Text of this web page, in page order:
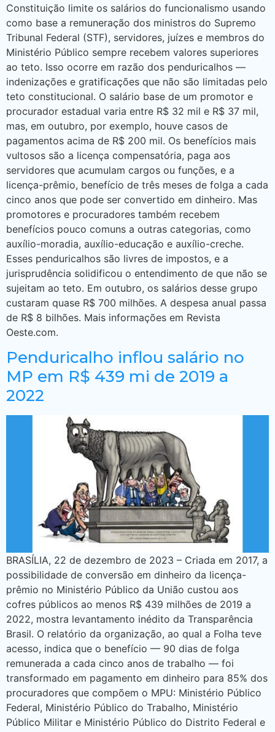
Constituição limite os salários do funcionalismo usando
como base a remuneração dos ministros do Supremo
Tribunal Federal (STF), servidores, juízes e membros do
Ministério Público sempre recebem valores superiores
ao teto. Isso ocorre em razão dos penduricalhos —
indenizações e gratificações que não são limitadas pelo
teto constitucional. O salário base de um promotor e
procurador estadual varia entre R$ 32 mil e R$ 37 mil,
mas, em outubro, por exemplo, houve casos de
pagamentos acima de R$ 200 mil. Os benefícios mais
vultosos são a licença compensatória, paga aos
servidores que acumulam cargos ou funções, e a
licença-prêmio, benefício de três meses de folga a cada
cinco anos que pode ser convertido em dinheiro. Mas
promotores e procuradores também recebem
benefícios pouco comuns a outras categorias, como
auxílio-moradia, auxílio-educação e auxílio-creche.
Esses penduricalhos são livres de impostos, e a
jurisprudência solidificou o entendimento de que não se
sujeitam ao teto. Em outubro, os salários desse grupo
custaram quase R$ 700 milhões. A despesa anual passa
de R$ 8 bilhões. Mais informações em Revista
Oeste.com.
Penduricalho inflou salário no
MP em R$ 439 mi de 2019 a
2022
BRASÍLIA, 22 de dezembro de 2023 – Criada em 2017, a
possibilidade de conversão em dinheiro da licença-
prêmio no Ministério Público da União custou aos
cofres públicos ao menos R$ 439 milhões de 2019 a
2022, mostra levantamento inédito da Transparência
Brasil. O relatório da organização, ao qual a Folha teve
acesso, indica que o benefício — 90 dias de folga
remunerada a cada cinco anos de trabalho — foi
transformado em pagamento em dinheiro para 85% dos
procuradores que compõem o MPU: Ministério Público
Federal, Ministério Público do Trabalho, Ministério
Público Militar e Ministério Público do Distrito Federal e